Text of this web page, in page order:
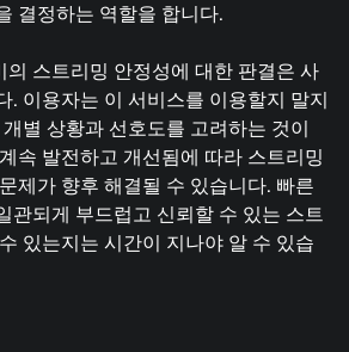
결정하는 역할을 합니다.
의 스트리밍 안정성에 대한 판결은 사
. 이용자는 이 서비스를 이용할지 말지
별 상황과 선호도를 고려하는 것이
속 발전하고 개선됨에 따라 스트리밍
제가 향후 해결될 수 있습니다. 빠른
관되게 부드럽고 신뢰할 수 있는 스트
있는지는 시간이 지나야 알 수 있습